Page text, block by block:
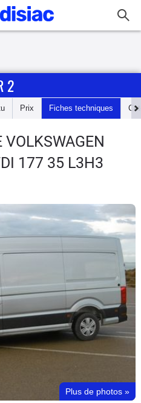
2
Prix Fiches techniques
VOLKSWAGEN
177 35 L3H3
Plus de photos »